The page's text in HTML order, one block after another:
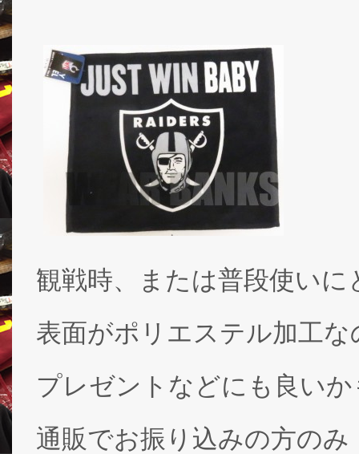
観戦時、または普段使い
表面がポリエステル加工
プレゼントなどにも良い
通販でお振り込みの方の